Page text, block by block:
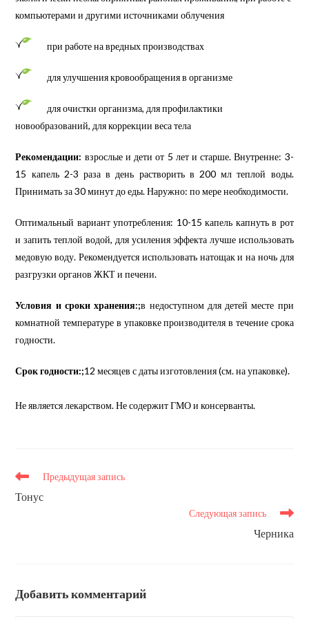
компьютерами и другими источниками облучения
при работе на вредных производствах
для улучшения кровообращения в организме
для очистки организма, для профилактики
новообразований, для коррекции веса тела
Рекомендации: взрослые и дети от 5 лет и старше. Внутренне: 3-
15 капель 2-3 раза в день растворить в 200 мл теплой воды.
Принимать за 30 минут до еды. Наружно: по мере необходимости.
Оптимальный вариант употребления: 10-15 капель капнуть в рот
и запить теплой водой, для усиления эффекта лучше использовать
медовую воду. Рекомендуется использовать натощак и на ночь для
разгрузки органов ЖКТ и печени.
Условия и сроки хранения:;в недоступном для детей месте при
комнатной температуре в упаковке производителя в течение срока
годности.
Срок годности:;12 месяцев с даты изготовления (см. на упаковке).
Не является лекарством. Не содержит ГМО и консерванты.
Еще
Предыдущая запись
Тонус
Следующая запись
Черника
Добавить комментарий